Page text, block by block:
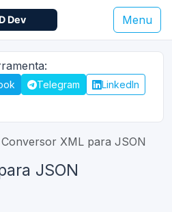
Menu
Telegram
LinkedIn
Conversor XML para JSON
JSON